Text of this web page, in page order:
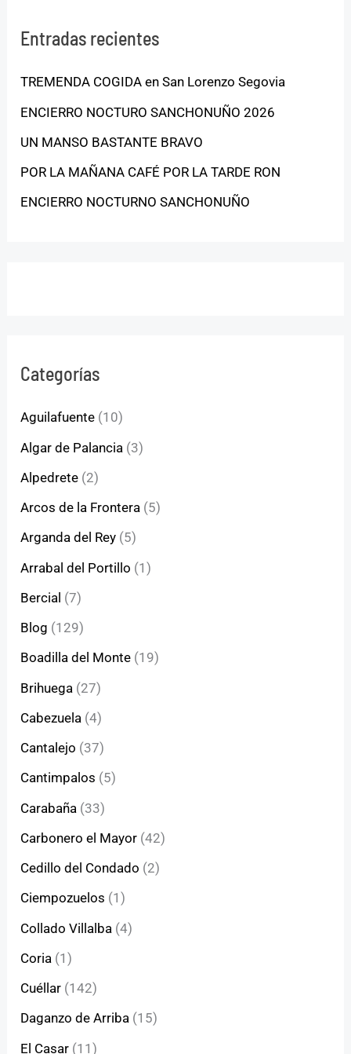
Entradas recientes
TREMENDA COGIDA en San Lorenzo Segovia
ENCIERRO NOCTURO SANCHONUÑO 2026
UN MANSO BASTANTE BRAVO
POR LA MAÑANA CAFÉ POR LA TARDE RON
ENCIERRO NOCTURNO SANCHONUÑO
Categorías
Aguilafuente (10)
Algar de Palancia (3)
Alpedrete (2)
Arcos de la Frontera (5)
Arganda del Rey (5)
Arrabal del Portillo (1)
Bercial (7)
Blog (129)
Boadilla del Monte (19)
Brihuega (27)
Cabezuela (4)
Cantalejo (37)
Cantimpalos (5)
Carabaña (33)
Carbonero el Mayor (42)
Cedillo del Condado (2)
Ciempozuelos (1)
Collado Villalba (4)
Coria (1)
Cuéllar (142)
Daganzo de Arriba (15)
El Casar (11)